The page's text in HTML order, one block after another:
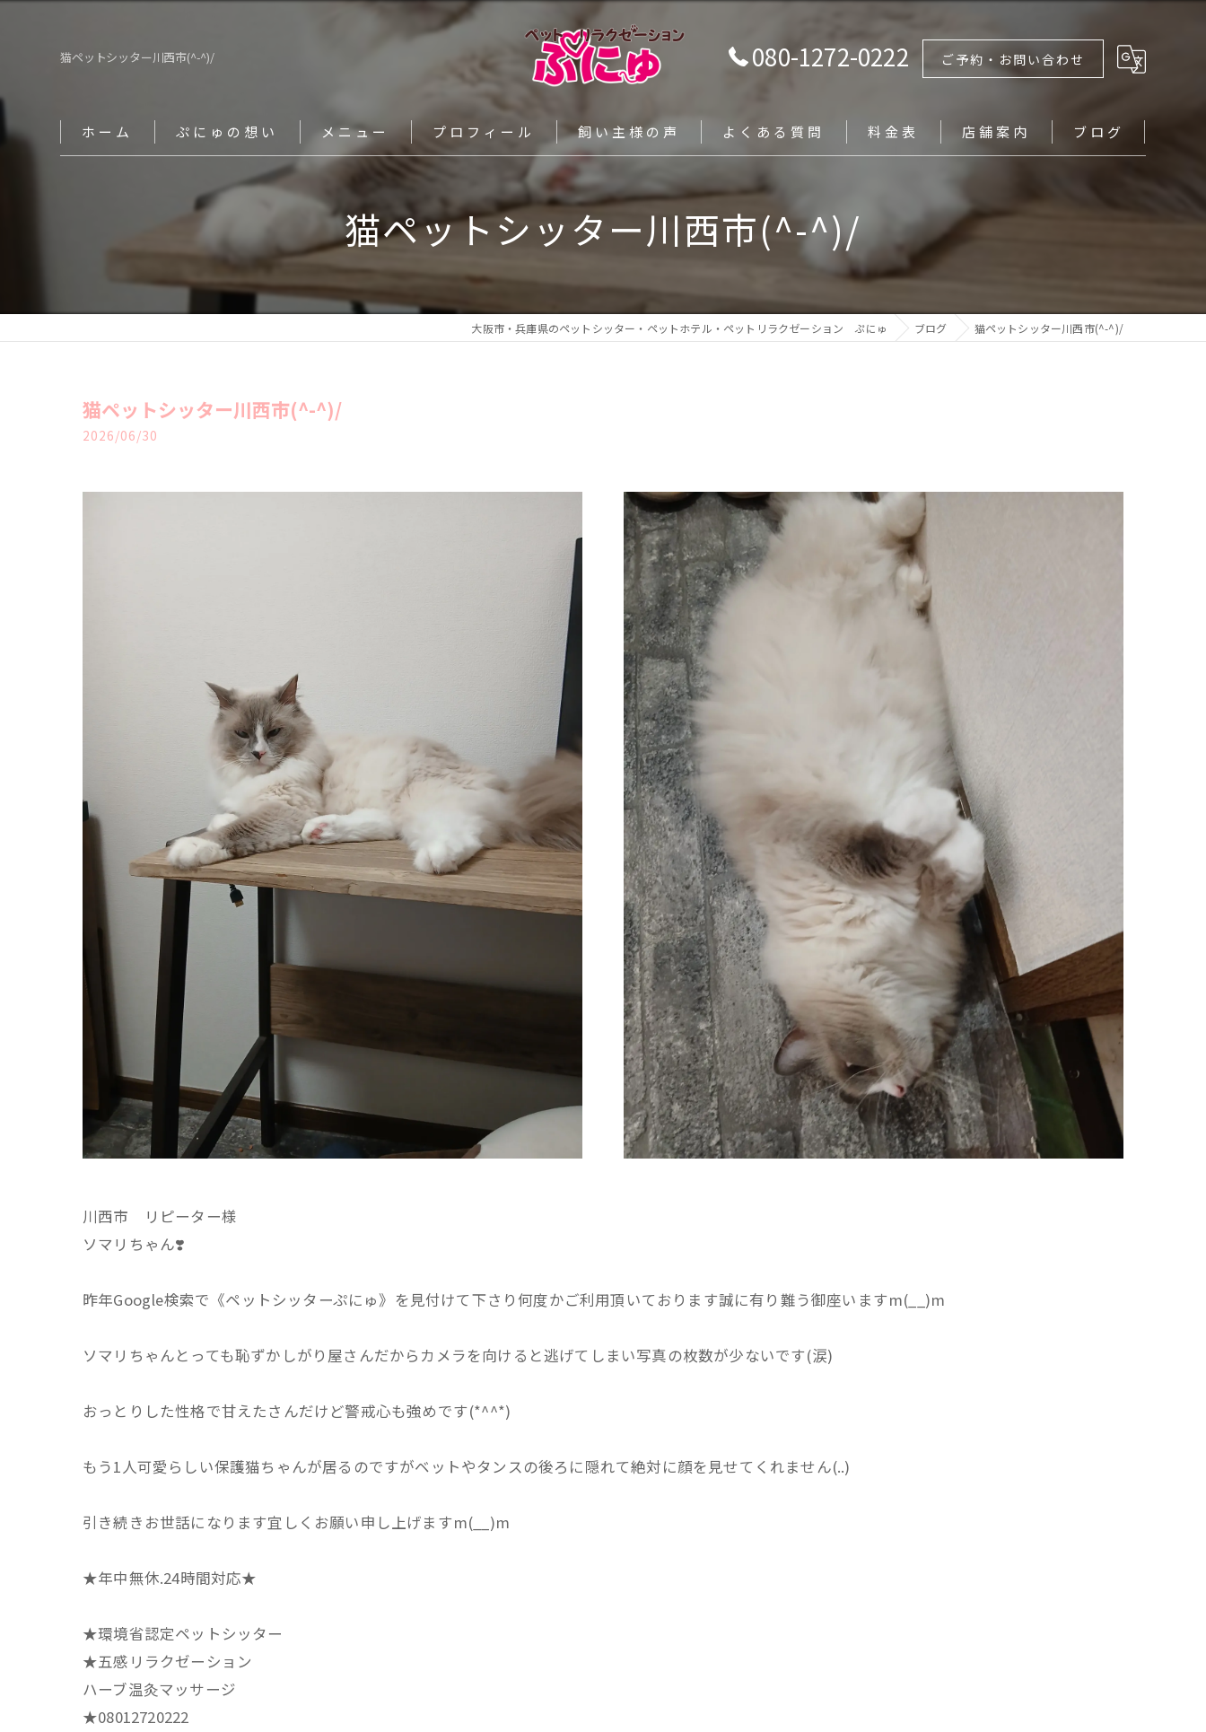
猫ペットシッター川西市(^-^)/ 080-1272-0222 ご予約・お問い合わせ
ホーム ぷにゅの想い メニュー
ペットシッター
留守番
プロフィール 飼い主様の声 よくある質問 料金表 店舗案内 ブログ
猫ペットシッター川西市(^-^)/
大阪市・兵庫県のペットシッター・ペットホテル・ペットリラクゼーション ぷにゅ ブログ 猫ペットシッター川西市(^-^)/
猫ペットシッター川西市(^-^)/
2026/06/30
川西市 リピーター様
ソマリちゃん❣️
昨年Google検索で《ペットシッターぷにゅ》を見付けて下さり何度かご利用頂いております誠に有り難う御座いますm(__)m
ソマリちゃんとっても恥ずかしがり屋さんだからカメラを向けると逃げてしまい写真の枚数が少ないです(涙)
おっとりした性格で甘えたさんだけど警戒心も強めです(*^^*)
もう1人可愛らしい保護猫ちゃんが居るのですがベットやタンスの後ろに隠れて絶対に顔を見せてくれません(..)
引き続きお世話になります宜しくお願い申し上げますm(__)m
★年中無休.24時間対応★
★環境省認定ペットシッター
★五感リラクゼーション
ハーブ温灸マッサージ
★08012720222